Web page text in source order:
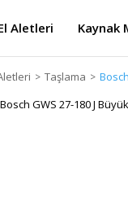
Aletleri Kaynak
Taşlama